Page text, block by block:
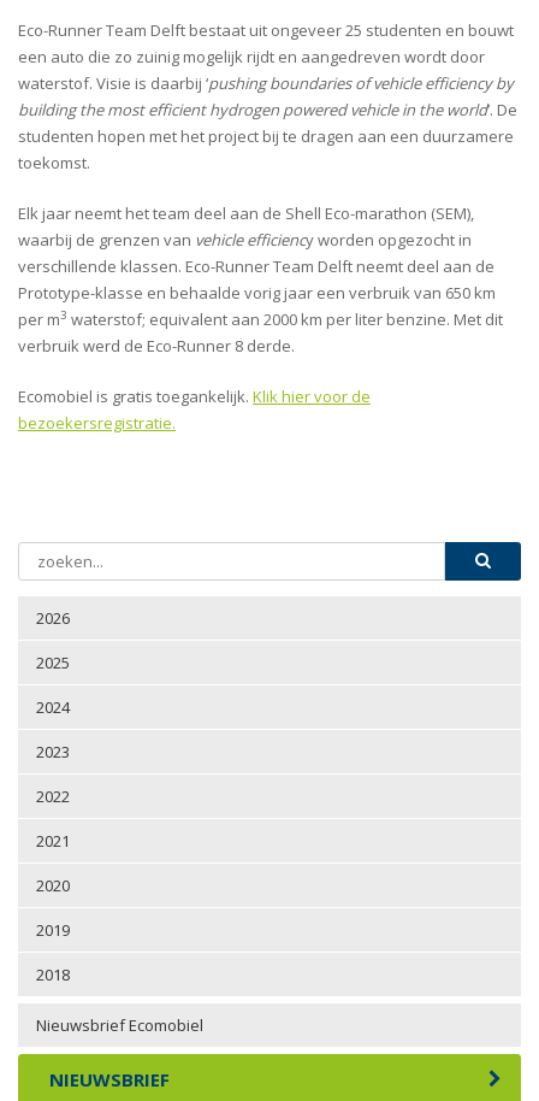
2026
2025
2024
2023
2022
2021
2020
2019
2018
Nieuwsbrief Ecomobiel
NIEUWSBRIEF
Eco-Runner Team Delft bestaat uit ongeveer 25 studenten en bouwt
een auto die zo zuinig mogelijk rijdt en aangedreven wordt door
waterstof. Visie is daarbij ‘pushing boundaries of vehicle efficiency by
building the most efficient hydrogen powered vehicle in the world’. De
studenten hopen met het project bij te dragen aan een duurzamere
toekomst.
Elk jaar neemt het team deel aan de Shell Eco-marathon (SEM),
waarbij de grenzen van vehicle efficiency worden opgezocht in
verschillende klassen. Eco-Runner Team Delft neemt deel aan de
Prototype-klasse en behaalde vorig jaar een verbruik van 650 km
per m­­3 waterstof; equivalent aan 2000 km per liter benzine. Met dit
verbruik werd de Eco-Runner 8 derde.
Ecomobiel is gratis toegankelijk. Klik hier voor de
bezoekersregistratie.